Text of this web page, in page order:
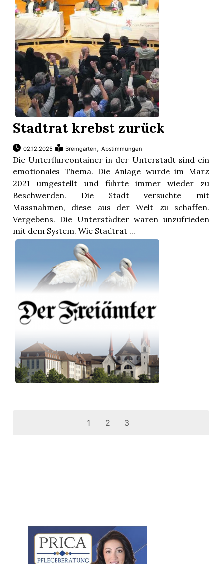
Stadtrat krebst zurück
02.12.2025 Bremgarten,Abstimmungen
Die Unterflurcontainer in der Unterstadt sind ein
emotionales Thema. Die Anlage wurde im März
2021 umgestellt und führte immer wieder zu
Beschwerden. Die Stadt versuchte mit
Massnahmen, diese aus der Welt zu schaffen.
Vergebens. Die Unterstädter waren unzufrieden
mit dem System. Wie Stadtrat ...
1 2 3